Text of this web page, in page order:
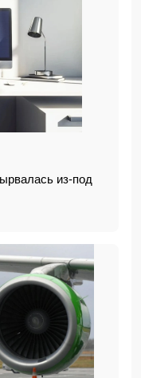
из-под